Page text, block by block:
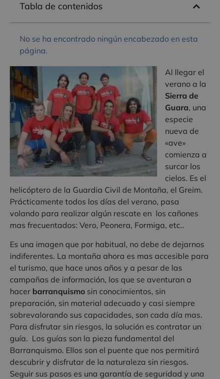
Tabla de contenidos
No se ha encontrado ningún encabezado en esta
página.
Al llegar el
verano a la
Sierra de
Guara, una
especie
nueva de
«ave»
comienza a
surcar los
cielos. Es el
helicóptero de la Guardia Civil de Montaña, el Greim.
Prácticamente todos los días del verano, pasa
volando para realizar algún rescate en los cañones
mas frecuentados: Vero, Peonera, Formiga, etc..
Es una imagen que por habitual, no debe de dejarnos
indiferentes. La montaña ahora es mas accesible para
el turismo, que hace unos años y a pesar de las
campañas de información, los que se aventuran a
hacer barranquismo sin conocimientos, sin
preparación, sin material adecuado y casi siempre
sobrevalorando sus capacidades, son cada día mas.
Para disfrutar sin riesgos, la solución es contratar un
guía. Los guías son la pieza fundamental del
Barranquismo. Ellos son el puente que nos permitirá
descubrir y disfrutar de la naturaleza sin riesgos.
Seguir sus pasos es una garantía de seguridad y una